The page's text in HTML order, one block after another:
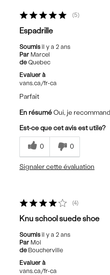
5
Espadrille
Soumisil y a 2 ans
Par Marcel
de Quebec
Evaluer à
vans.ca/fr-ca
Parfait
En résumé Oui, je
Est-ce que cet avis est utile?
0 0
Signaler cette évaluation
4
Knu school suede shoe
Soumisil y a 2 ans
Par Moi
de Boucherville
Evaluer à
vans.ca/fr-ca